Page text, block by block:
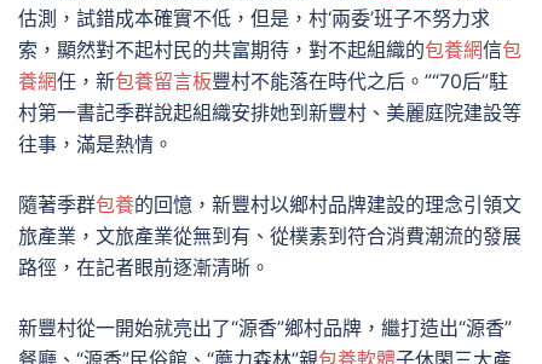
估測，試錯成本確實不低，但是，村‘兩委’班子不努力求
索，顯然對不起村民的共富期待，對不起組織的包養網信包
養網任，新包養留言板豐村不能落在時代之后。”“70后”駐
村第一書記季群說起組織安排她到新豐村、美麗庭院建設等
往事，滿是熱情。
隨著季群包養的回憶，新豐村以鄉村品牌建設的理念引領文
旅產業，文旅產業從無到有、從樸素到符合消費潮流的發展
路徑，在記者眼前逐漸清晰。
新豐村從一開始就亮出了“源香”鄉村品牌，繼打造出“源香”
餐廳、“源香”民俗館、“蘑力森林”親包養軟體子休閑三大產